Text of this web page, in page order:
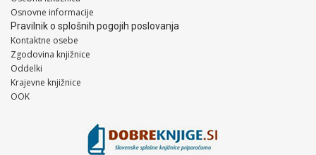
Osnovne informacije
Pravilnik o splošnih pogojih poslovanja
Kontaktne osebe
Zgodovina knjižnice
Oddelki
Krajevne knjižnice
OOK